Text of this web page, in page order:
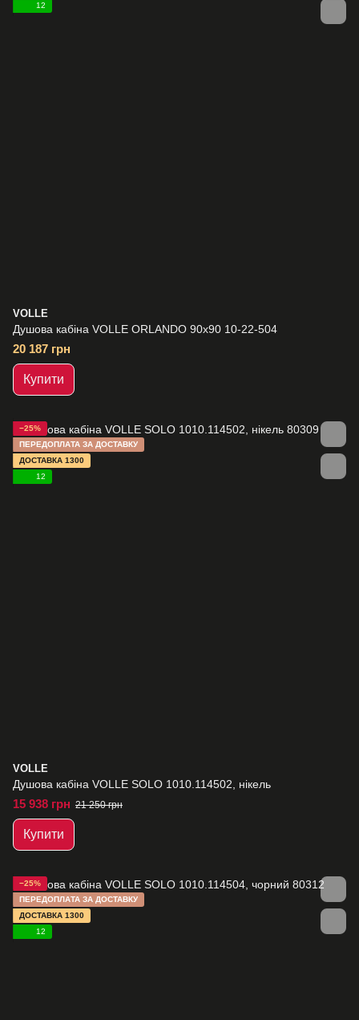
12
VOLLE
Душова кабіна VOLLE ORLANDO 90x90 10-22-504
20 187 грн
Купити
−25%
ПЕРЕДОПЛАТА ЗА ДОСТАВКУ
ДОСТАВКА 1300
12
VOLLE
Душова кабіна VOLLE SOLO 1010.114502, нікель
15 938 грн 21 250 грн
Купити
−25%
ПЕРЕДОПЛАТА ЗА ДОСТАВКУ
ДОСТАВКА 1300
12